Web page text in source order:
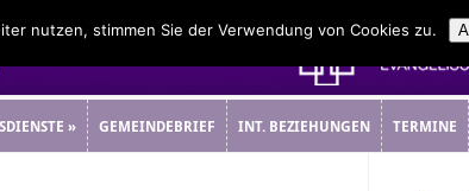
» GEMEINDEBRIEF INT. BEZIEHUNGEN TERMINE
nutzen, stimmen Sie der Verwendung von Cookies zu.